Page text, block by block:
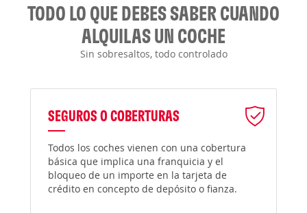
TODO LO QUE DEBES SABER CUANDO
ALQUILAS UN COCHE
Sin sobresaltos, todo controlado
SEGUROS O COBERTURAS
Todos los coches vienen con una cobertura
básica que implica una franquicia y el
bloqueo de un importe en la tarjeta de
crédito en concepto de depósito o fianza.